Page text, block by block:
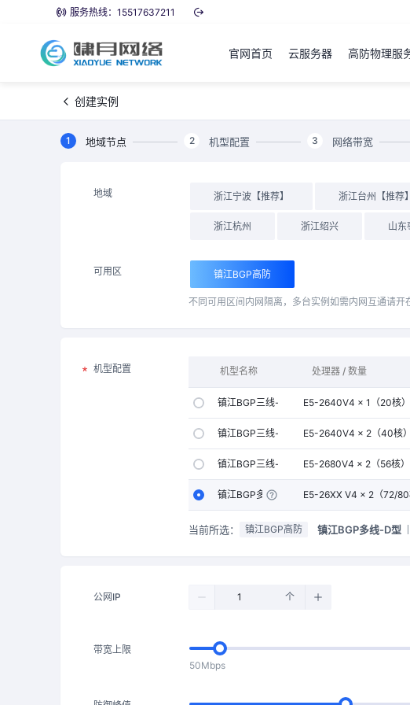
服务热线：15517637211
官网首页 云服务器 高防物理服
创建实例
1 地域节点 2 机型配置 3 网络带宽
地域 浙江宁波【推荐】 浙江台州【推荐】
浙江杭州 浙江绍兴 山东
可用区 镇江BGP高防
不同可用区间内网隔离，多台实例如需内网互通请开
机型配置 机型名称 处理器 / 数量
镇江BGP三线-A型 E5-2640V4 × 1（20核）
镇江BGP三线-B型 E5-2640V4 × 2（40核）
镇江BGP三线-C型 E5-2680V4 × 2（56核）
镇江BGP多线-D型 E5-26XX V4 × 2（72/80
当前所选： 镇江BGP高防 镇江BGP多线-D型
公网IP 个
带宽上限
50Mbps